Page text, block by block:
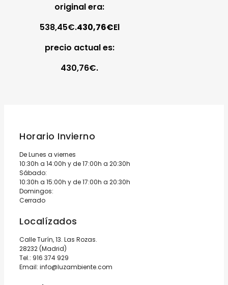
original era:
538,45€.430,76€El
precio actual es:
430,76€.
Horario Invierno
De Lunes a viernes
10:30h a 14:00h y de 17:00h a 20:30h
Sábado:
10:30h a 15:00h y de 17:00h a 20:30h
Domingos:
Cerrado
Localízados
Calle Turín, 13. Las Rozas.
28232 (Madrid)
Tel.: 916 374 929
Email: info@luzambiente.com